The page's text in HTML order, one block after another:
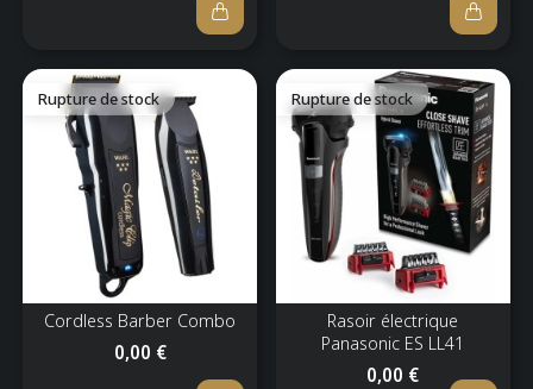
Cordless Barber Combo
0,00 €
Rupture de stock
Rasoir électrique
Panasonic ES LL41
0,00 €
Rupture de stock